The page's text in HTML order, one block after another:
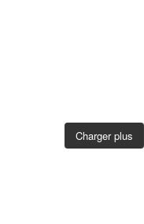
Charger plus